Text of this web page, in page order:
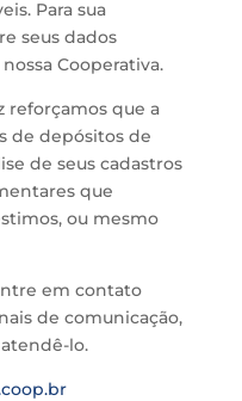
Para sua
seus dados
Cooperativa.
reforçamos que a
de depósitos de
de seus cadastros
que
ou mesmo
em contato
de comunicação,
lo.